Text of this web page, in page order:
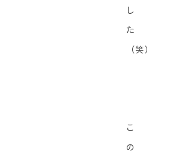
し
た
（笑）
こ
の